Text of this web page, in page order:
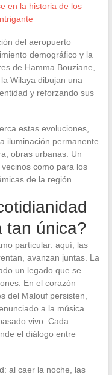
en la historia de los
del aeropuerto
demográfico y la
de Hamma Bouziane,
Wilaya dibujan una
y reforzando sus
estas evoluciones,
iluminación permanente
obras urbanas. Un
como para los
de la región.
tan única?
particular: aquí, las
avanzan juntas. La
un legado que se
En el corazón
del Malouf persisten,
a la música
vivo. Cada
el diálogo entre
al caer la noche, las